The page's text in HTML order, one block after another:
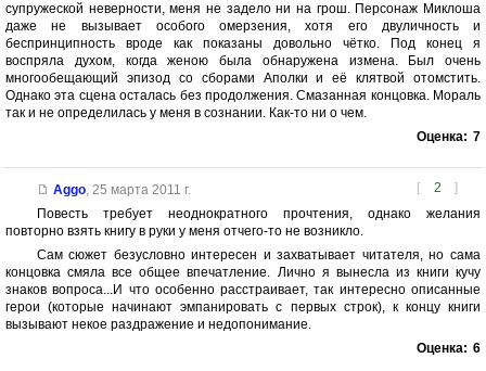
супружеской неверности, меня не задело ни на грош. Персонаж Миклоша
даже не вызывает особого омерзения, хотя его двуличность и
беспринципность вроде как показаны довольно чётко. Под конец я
воспряла духом, когда женою была обнаружена измена. Был очень
многообещающий эпизод со сборами Аполки и её клятвой отомстить.
Однако эта сцена осталась без продолжения. Смазанная концовка. Мораль
так и не определилась у меня в сознании. Как-то ни о чем.
Оценка: 7
[ 2 ]
Aggo, 25 марта 2011 г.
Повесть требует неоднократного прочтения, однако желания
повторно взять книгу в руки у меня отчего-то не возникло.
Сам сюжет безусловно интересен и захватывает читателя, но сама
концовка смяла все общее впечатление. Лично я вынесла из книги кучу
знаков вопроса...И что особенно расстраивает, так интересно описанные
герои (которые начинают эмпанировать с первых строк), к концу книги
вызывают некое раздражение и недопонимание.
Оценка: 6